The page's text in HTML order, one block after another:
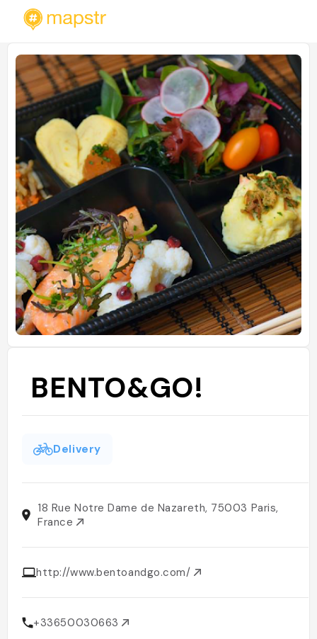
BENTO&GO!
Delivery
18 Rue Notre Dame de Nazareth, 75003 Paris,
France
http://www.bentoandgo.com/
+33650030663